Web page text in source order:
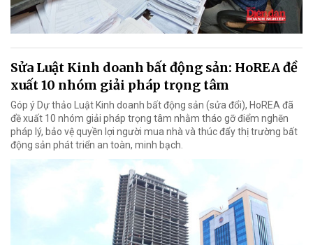
Sửa Luật Kinh doanh bất động sản: HoREA đề
xuất 10 nhóm giải pháp trọng tâm
Góp ý Dự thảo Luật Kinh doanh bất động sản (sửa đổi), HoREA đã
đề xuất 10 nhóm giải pháp trọng tâm nhằm tháo gỡ điểm nghẽn
pháp lý, bảo vệ quyền lợi người mua nhà và thúc đẩy thị trường bất
động sản phát triển an toàn, minh bạch.